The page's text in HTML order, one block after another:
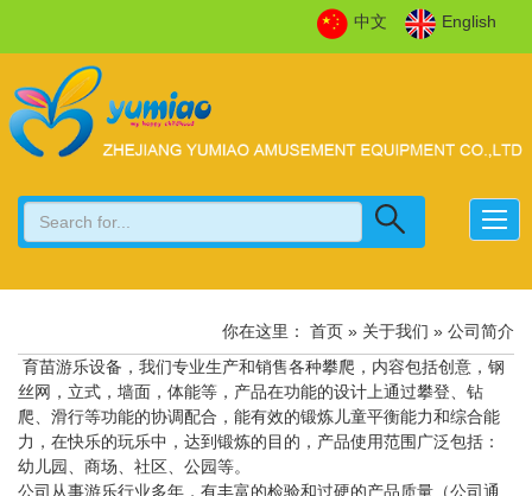
中文 English
你在这里： 首页 » 关于我们 » 公司简介
育苗游乐设备，我们专业生产和销售各种攀爬，内容包括创意，钢
丝网，立式，墙面，体能等，产品在功能的设计上通过攀登、钻
爬、滑行等功能的协调配合，能有效的锻炼儿童平衡能力和综合能
力，在快乐的玩乐中，达到锻炼的目的，产品使用范围广泛包括：
幼儿园、商场、社区、公园等。
公司从事游乐行业多年，有丰富的检验和过硬的产品质量（公司通